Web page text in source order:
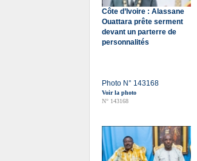
Côte d’Ivoire : Alassane
Ouattara prête serment
devant un parterre de
personnalités
Photo N° 143168
Voir la photo
N° 143168